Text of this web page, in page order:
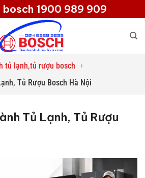
bosch 1900 989 909
tủ lạnh,tủ rượu bosch ›
Tủ Rượu Bosch Hà Nội
Tủ Lạnh, Tủ Rượu